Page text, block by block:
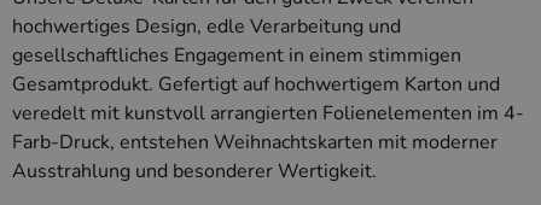
hochwertiges Design, edle Verarbeitung und
gesellschaftliches Engagement in einem stimmigen
Gesamtprodukt. Gefertigt auf hochwertigem Karton und
veredelt mit kunstvoll arrangierten Folienelementen im 4-
Farb-Druck, entstehen Weihnachtskarten mit moderner
Ausstrahlung und besonderer Wertigkeit.